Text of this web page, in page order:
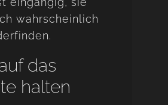
wahrscheinlich
das
halten